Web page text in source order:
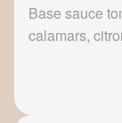
Base sauce
calamars,